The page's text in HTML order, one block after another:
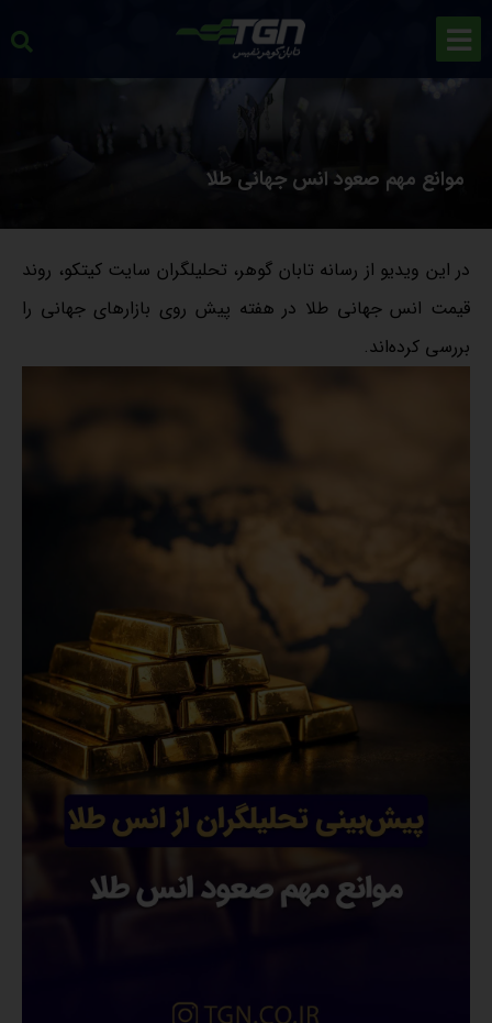
موانع مهم صعود انس جهانی طلا
در این ویدیو از رسانه تابان گوهر، تحلیلگران سایت کیتکو، روند
قیمت انس جهانی طلا در هفته پیش روی بازارهای جهانی را
بررسی کرده‌اند.